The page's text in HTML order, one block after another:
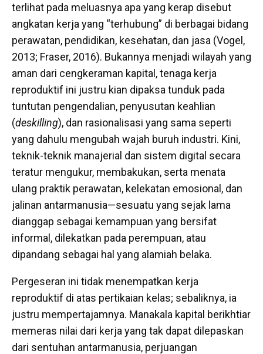
terlihat pada meluasnya apa yang kerap disebut
angkatan kerja yang “terhubung” di berbagai bidang
perawatan, pendidikan, kesehatan, dan jasa (Vogel,
2013; Fraser, 2016). Bukannya menjadi wilayah yang
aman dari cengkeraman kapital, tenaga kerja
reproduktif ini justru kian dipaksa tunduk pada
tuntutan pengendalian, penyusutan keahlian
(deskilling), dan rasionalisasi yang sama seperti
yang dahulu mengubah wajah buruh industri. Kini,
teknik-teknik manajerial dan sistem digital secara
teratur mengukur, membakukan, serta menata
ulang praktik perawatan, kelekatan emosional, dan
jalinan antarmanusia—sesuatu yang sejak lama
dianggap sebagai kemampuan yang bersifat
informal, dilekatkan pada perempuan, atau
dipandang sebagai hal yang alamiah belaka.
Pergeseran ini tidak menempatkan kerja
reproduktif di atas pertikaian kelas; sebaliknya, ia
justru mempertajamnya. Manakala kapital berikhtiar
memeras nilai dari kerja yang tak dapat dilepaskan
dari sentuhan antarmanusia, perjuangan